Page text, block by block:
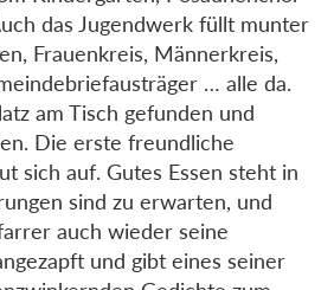
das Jugendwerk füllt munter
Frauenkreis, Männerkreis,
… alle da.
am Tisch gefunden und
Die erste freundliche
sich auf. Gutes Essen steht in
sind zu erwarten, und
auch wieder seine
und gibt eines seiner